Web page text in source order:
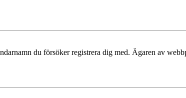
du försöker registrera dig med. Ägaren av